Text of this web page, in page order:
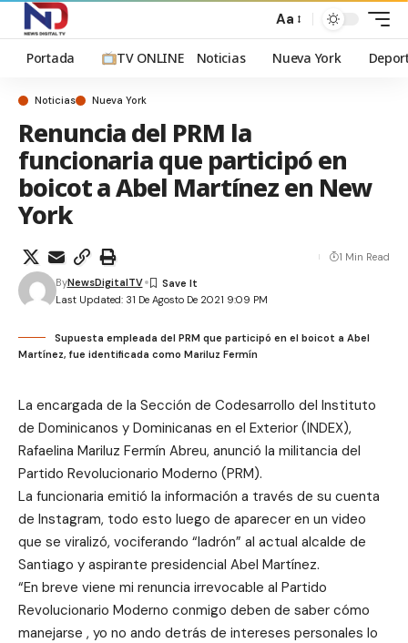
Aa
Portada TV ONLINE Noticias Nueva York
Noticias Nueva York
Renuncia del PRM la
funcionaria que participó en
boicot a Abel Martínez en New
York
Last Updated: 31 De Agosto De 2021 9:09 PM
ByNewsDigitalTV
1 Min Read
Supuesta empleada del PRM que participó en el boicot a Abel
Martínez, fue identificada como Mariluz Fermín
La encargada de la Sección de Codesarrollo del Instituto
de Dominicanos y Dominicanas en el Exterior (INDEX),
Rafaelina Mariluz Fermín Abreu, anunció la militancia del
Partido Revolucionario Moderno (PRM).
La funcionaria emitió la información a través de su cuenta
de Instagram, todo esto luego de aparecer en un video
que se viralizó, vociferando “ladrón” al actual alcalde de
Santiago y aspirante presidencial Abel Martínez.
“En breve viene mi renuncia irrevocable al Partido
Revolucionario Moderno conmigo deben de saber cómo
manejarse , yo no ando detrás de intereses personales lo